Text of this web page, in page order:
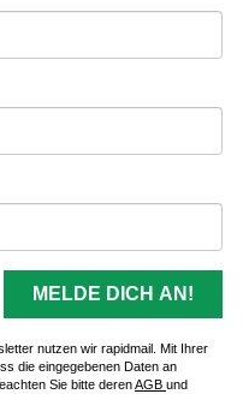
MELDE DICH AN!
nutzen wir rapidmail. Mit Ihrer
die eingegebenen Daten an
Sie bitte derenAGB und